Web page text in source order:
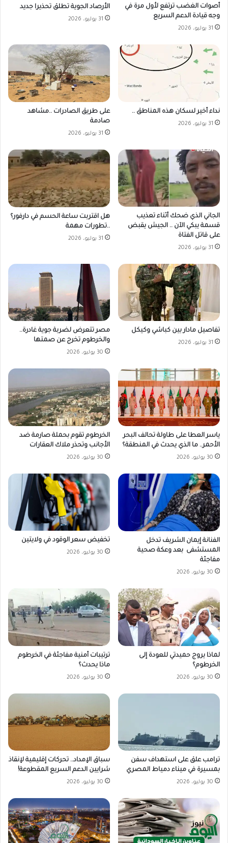
أصوات الغضب ترتفع لأول مرة في
وجه قيادة الدعم السريع
31 يوليو، 2026
الأرصاد الجوية تطلق تحذيرا جديد
31 يوليو، 2026
نداء أخير لسكان هذه المناطق ..
31 يوليو، 2026
على طريق الصادرات ..مشاهد
صادمة
31 يوليو، 2026
الجاني الذي ضحك أثناء تعذيب
قسمة يبكي الآن .. الجيش يقبض
على قاتل الفتاة
31 يوليو، 2026
هل اقتربت ساعة الحسم في دارفور؟
..تطورات مهمة
31 يوليو، 2026
تفاصيل مادار بين كباشي وكيكل
31 يوليو، 2026
مصر تتعرض لضربة جوية غادرة..
والخرطوم تخرج عن صمتها
30 يوليو، 2026
ياسر العطا على طاولة تحالف البحر
الأحمر.. ما الذي يحدث في المنطقة؟
30 يوليو، 2026
الخرطوم تقوم بحملة صارمة ضد
الأجانب وتحذر ملاك العقارات
30 يوليو، 2026
الفنانة إيمان الشريف تدخل
المستشفى بعد وعكة صحية
مفاجئة
30 يوليو، 2026
تخفيض سعر الوقود في ولايتين
30 يوليو، 2026
لماذا يروج حميدتي للعودة إلى
الخرطوم؟
30 يوليو، 2026
ترتيبات أمنية مفاجئة في الخرطوم
ماذا يحدث؟
30 يوليو، 2026
ترامب علق على استهداف سفن
بمسيرة في ميناء دمياط المصري
30 يوليو، 2026
سباق الإمداد.. تحركات إقليمية لإنقاذ
شرايين الدعم السريع المقطوعة!
30 يوليو، 2026